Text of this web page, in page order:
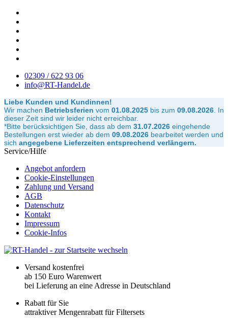
02309 / 622 93 06
info@RT-Handel.de
Liebe Kunden und Kundinnen!
Wir machen Betriebsferien vom 01.08.2025 bis zum 09.08.2026 In
dieser Zeit sind wir leider nicht erreichbar.
*Bitte berücksichtigen Sie, dass ab dem 31.07.2026 eingehende
Bestellungen erst wieder ab dem 09.08.2026 bearbeitet werden und
sich angegebene Lieferzeiten entsprechend verlängern.
Service/Hilfe
Angebot anfordern
Cookie-Einstellungen
Zahlung und Versand
AGB
Datenschutz
Kontakt
Impressum
Cookie-Infos
Versand kostenfrei
ab 150 Euro Warenwert
bei Lieferung an eine Adresse in Deutschland
Rabatt für Sie
attraktiver Mengenrabatt für Filtersets